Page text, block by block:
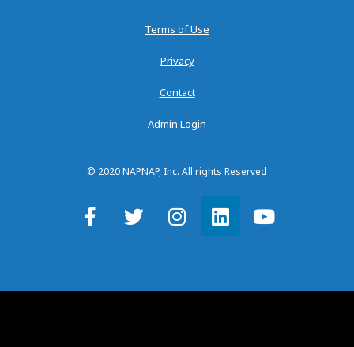
Terms of Use
Privacy
Contact
Admin Login
© 2020 NAPNAP, Inc. All rights Reserved